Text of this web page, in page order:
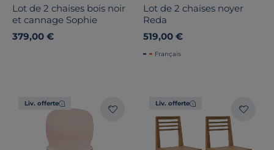
Lot de 2 chaises bois noir
et cannage Sophie
379,00 €
Lot de 2 chaises noyer
Reda
519,00 €
Français
Liv. offerte Liv. offerte